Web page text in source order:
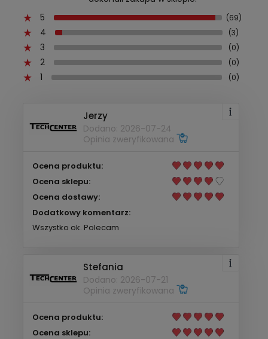
5
(69)
4 (3)
3 (0)
2 (0)
1 (0)
Jerzy
Dodano: 2026-07-24
Opinia zweryfikowana
Ocena produktu:
Ocena sklepu:
Ocena dostawy:
Dodatkowy komentarz:
Wszystko ok. Polecam
Stefania
Dodano: 2026-07-21
Opinia zweryfikowana
Ocena produktu:
Ocena sklepu: